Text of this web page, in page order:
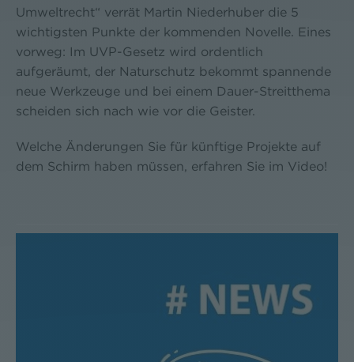
Umweltrecht“ verrät Martin Niederhuber die 5
wichtigsten Punkte der kommenden Novelle. Eines
vorweg: Im UVP-Gesetz wird ordentlich
aufgeräumt, der Naturschutz bekommt spannende
neue Werkzeuge und bei einem Dauer-Streitthema
scheiden sich nach wie vor die Geister.
Welche Änderungen Sie für künftige Projekte auf
dem Schirm haben müssen, erfahren Sie im Video!